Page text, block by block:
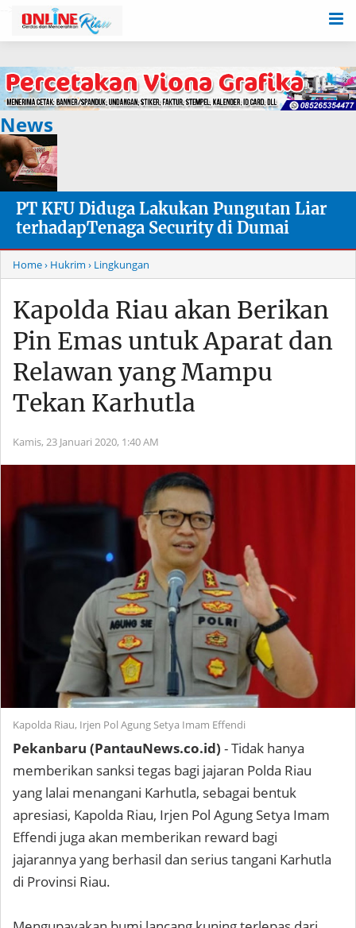
News
PT KFU Diduga Lakukan Pungutan Liar
terhadapTenaga Security di Dumai
Home› Hukrim › Lingkungan
Kapolda Riau akan Berikan
Pin Emas untuk Aparat dan
Relawan yang Mampu
Tekan Karhutla
Kamis, 23 Januari 2020, 1:40 AM
Kapolda Riau, Irjen Pol Agung Setya Imam Effendi
Pekanbaru (PantauNews.co.id) - Tidak hanya
memberikan sanksi tegas bagi jajaran Polda Riau
yang lalai menangani Karhutla, sebagai bentuk
apresiasi, Kapolda Riau, Irjen Pol Agung Setya Imam
Effendi juga akan memberikan reward bagi
jajarannya yang berhasil dan serius tangani Karhutla
di Provinsi Riau.